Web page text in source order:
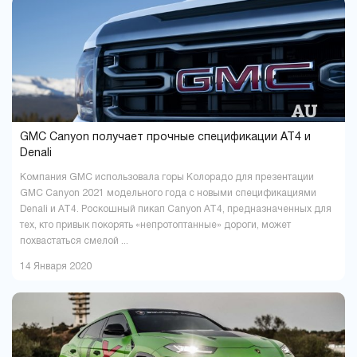
Полтава16
Сумы 5
Ужгород
Харьков 37 Херсон16
Хмельницкий18 Черкассы
Чернигов 5 Черновцы7
GMC Canyon получает прочные спецификации AT4 и
Denali
Компания GMC использовала горы Колорадо для презентации
GMC Canyon 2021 модельного года с новыми спецификациями
Denali и AT4. Роскошный пикап Canyon AT4, предназначенных для
тех, кто привык покорять «непротоптанные» дороги, может
похвастаться смелой ...
14 Января 2020